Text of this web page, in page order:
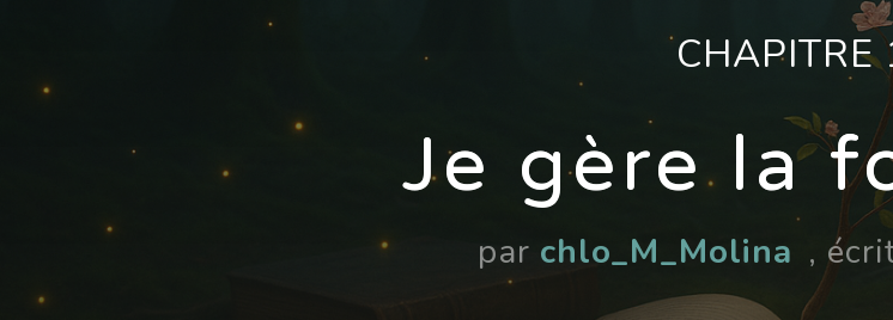
CHAPITRE
Je gère la
par chlo_M_Molina ,